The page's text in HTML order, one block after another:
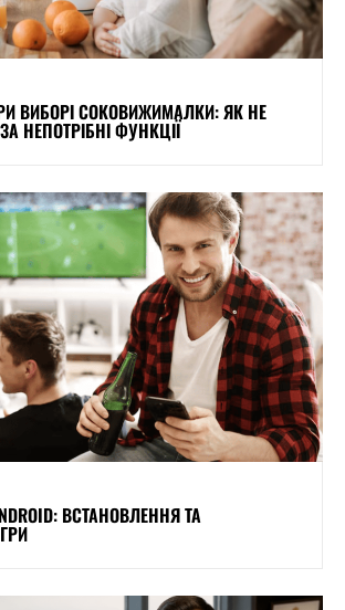
ВИБОРІ СОКОВИЖИМАЛКИ: ЯК НЕ
НЕПОТРІБНІ ФУНКЦІЇ
ВСТАНОВЛЕННЯ ТА